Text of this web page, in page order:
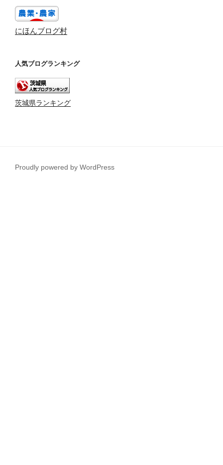
にほんブログ村
人気ブログランキング
茨城県ランキング
Proudly powered by WordPress